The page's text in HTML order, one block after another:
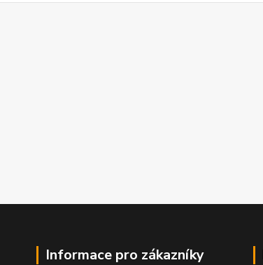
Informace pro zákazníky